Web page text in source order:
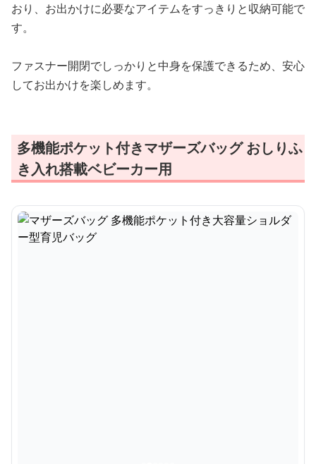
おり、お出かけに必要なアイテムをすっきりと収納可能で
す。
ファスナー開閉でしっかりと中身を保護できるため、安心
してお出かけを楽しめます。
多機能ポケット付きマザーズバッグ おしりふ
き入れ搭載ベビーカー用